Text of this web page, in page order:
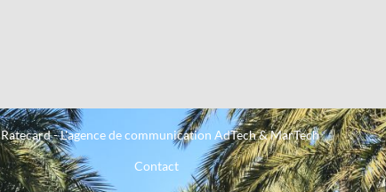
Ratecard - L'agence de communication AdTech & MarTech
Contact